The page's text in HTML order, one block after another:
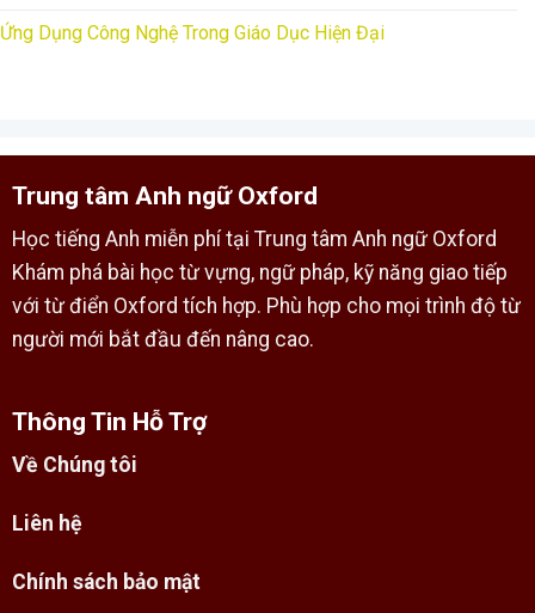
Ứng Dụng Công Nghệ Trong Giáo Dục Hiện Đại
Trung tâm Anh ngữ Oxford
Học tiếng Anh miễn phí tại Trung tâm Anh ngữ Oxford
Khám phá bài học từ vựng, ngữ pháp, kỹ năng giao tiếp
với từ điển Oxford tích hợp. Phù hợp cho mọi trình độ từ
người mới bắt đầu đến nâng cao.
Thông Tin Hỗ Trợ
Về Chúng tôi
Liên hệ
Chính sách bảo mật